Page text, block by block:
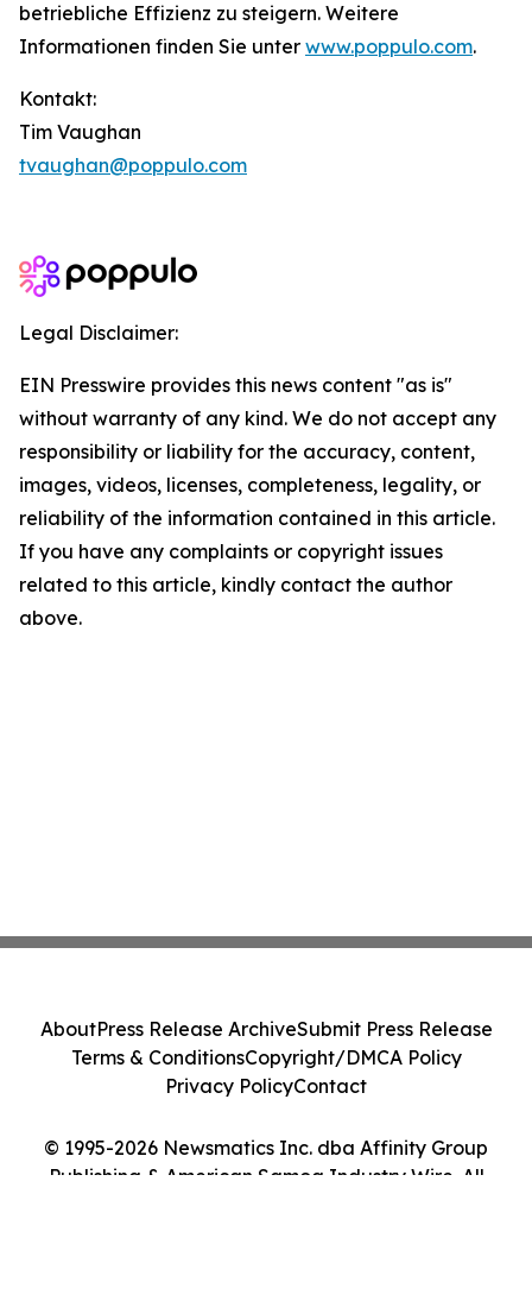
betriebliche Effizienz zu steigern. Weitere
Informationen finden Sie unter www.poppulo.com.
Kontakt:
Tim Vaughan
tvaughan@poppulo.com
Legal Disclaimer:
EIN Presswire provides this news content "as is"
without warranty of any kind. We do not accept any
responsibility or liability for the accuracy, content,
images, videos, licenses, completeness, legality, or
reliability of the information contained in this article.
If you have any complaints or copyright issues
related to this article, kindly contact the author
above.
© 1995-2026 Newsmatics Inc. dba Affinity Group
Publishing & American Samoa Industry Wire. All
AboutPress Release ArchiveSubmit Press Release
Terms & ConditionsCopyright/DMCA Policy
Privacy PolicyContact